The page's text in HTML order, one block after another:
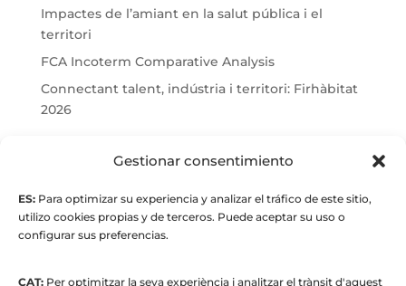
Gestionar consentimiento
ES: Para optimizar su experiencia y analizar el tráfico de este sitio,
utilizo cookies propias y de terceros. Puede aceptar su uso o
configurar sus preferencias.
CAT: Per optimitzar la seva experiència i analitzar el trànsit d'aquest
Impactes de l’amiant en la salut pública i el
territori
FCA Incoterm Comparative Analysis
Connectant talent, indústria i territori: Firhàbitat
2026
© Maria Fernandez Alonso
Full index